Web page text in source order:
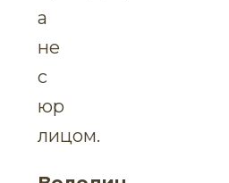
а
не
с
юр
лицом.